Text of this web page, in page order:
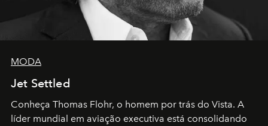
MODA
Jet Settled
Conheça Thomas Flohr, o homem por trás do Vista. A
líder mundial em aviação executiva está consolidando